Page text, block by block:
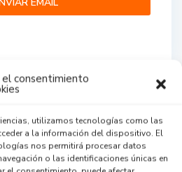
consentimiento
utilizamos tecnologías como las
a la información del dispositivo. El
nos permitirá procesar datos
o las identificaciones únicas en